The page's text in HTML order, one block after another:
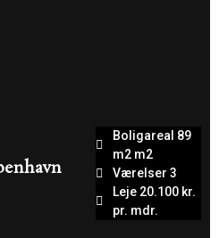
Boligareal 89
m2 m2
Værelser 3
Leje 20.100 kr.
pr. mdr.